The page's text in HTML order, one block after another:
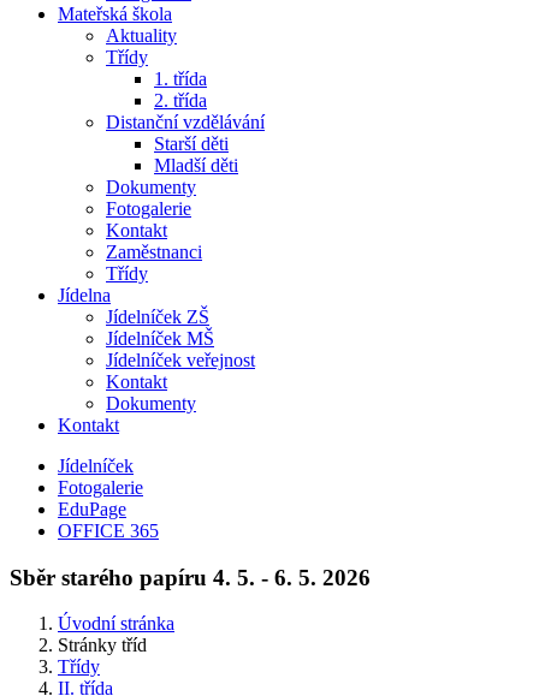
Mateřská škola
Aktuality
Třídy
1. třída
2. třída
Distanční vzdělávání
Starší děti
Mladší děti
Dokumenty
Fotogalerie
Kontakt
Zaměstnanci
Třídy
Jídelna
Jídelníček ZŠ
Jídelníček MŠ
Jídelníček veřejnost
Kontakt
Dokumenty
Kontakt
Jídelníček
Fotogalerie
EduPage
OFFICE 365
Sběr starého papíru 4. 5. - 6. 5. 2026
Úvodní stránka
Stránky tříd
Třídy
II. třída